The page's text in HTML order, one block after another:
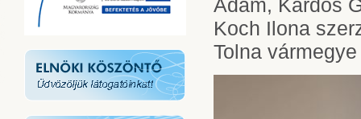
Ádám, Kardos
Koch Ilona
Tolna